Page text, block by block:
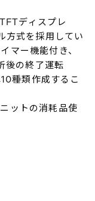
ディスプレ
方式を採用してい
マー機能付き、
後の終了運転
種類作成するこ
ットの消耗品使